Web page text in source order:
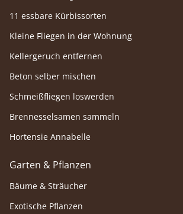
11 essbare Kürbissorten
Kleine Fliegen in der Wohnung
Kellergeruch entfernen
Beton selber mischen
Schmeißfliegen loswerden
Brennesselsamen sammeln
Hortensie Annabelle
Garten & Pflanzen
Bäume & Sträucher
Exotische Pflanzen